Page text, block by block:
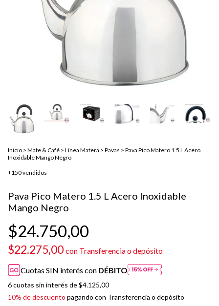
Inicio > Mate & Café > Línea Matera > Pavas > Pava Pico Matero 1.5 L Acero
Inoxidable Mango Negro
+150 vendidos
Pava Pico Matero 1.5 L Acero Inoxidable
Mango Negro
$24.750,00
$22.275,00 con Transferencia o depósito
Cuotas SIN interés con DÉBITO
6cuotas sin interés de$4.125,00
10% de descuento pagando con Transferencia o depósito